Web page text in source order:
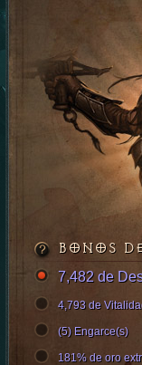
BONOS
7,482 de
4,793 de
(5) Engarce(s)
181% de oro